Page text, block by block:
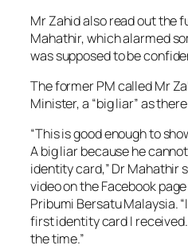
Mr Zahid also read out the
Mahathir, which alarmed
was supposed to be
The former PM called Mr
Minister, a “big liar” as
“This is good enough to
A big liar because he
identity card,” Dr Mahathir
video on the Facebook
Pribumi Bersatu Malaysia.
first identity card I
the time.”